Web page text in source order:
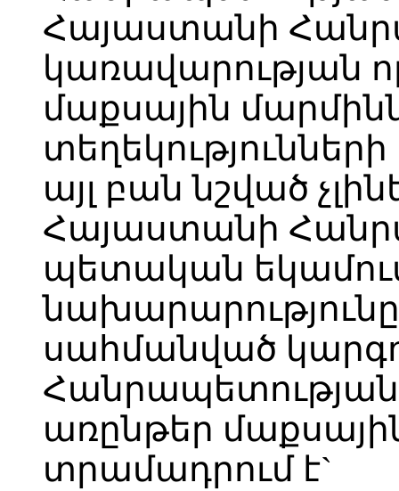
Հայաստանի
կառավարության
մաքսային
այլ բան նշված
Հայաստանի
պետական
նախարարությունը
սահմանված
առընթեր
տրամադրում է`